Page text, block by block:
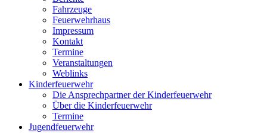
Fahrzeuge
Feuerwehrhaus
Impressum
Kontakt
Termine
Veranstaltungen
Weblinks
Kinderfeuerwehr
Die Ansprechpartner der Kinderfeuerwehr
Über die Kinderfeuerwehr
Termine
Jugendfeuerwehr